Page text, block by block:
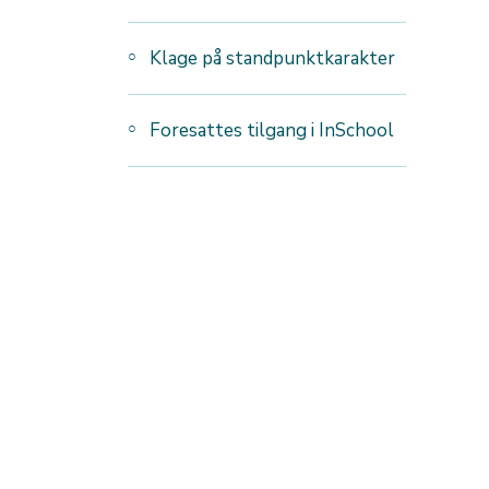
Klage på standpunktkarakter
Foresattes tilgang i InSchool